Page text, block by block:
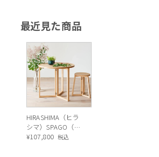
MASCOTTE[CB490]
P201
最近見た商品
HIRASHIMA（ヒラ
シマ）SPAGO（ス
パーゴ） ローテー
¥107,800 税込